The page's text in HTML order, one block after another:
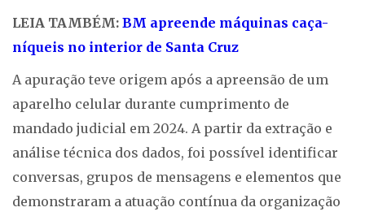
LEIA TAMBÉM: BM apreende máquinas caça-
níqueis no interior de Santa Cruz
A apuração teve origem após a apreensão de um
aparelho celular durante cumprimento de
mandado judicial em 2024. A partir da extração e
análise técnica dos dados, foi possível identificar
conversas, grupos de mensagens e elementos que
demonstraram a atuação contínua da organização